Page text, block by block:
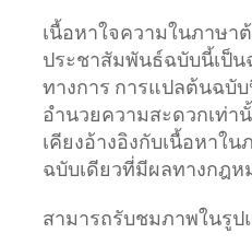
เนื้อหาใจความในภาษา
ประชาสัมพันธ์ฉบับนี้เป็
ทางการ การแปลต้นฉบั
อำนวยความสะดวกเท่า
เคียงอ้างอิงกับเนื้อหาใ
ฉบับเดียวที่มีผลทางกฎห
สามารถรับชมภาพในรู